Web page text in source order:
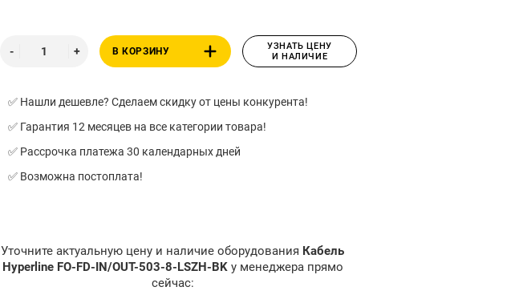
В КОРЗИНУ
УЗНАТЬ ЦЕНУ
И НАЛИЧИЕ
✅ Нашли дешевле? Сделаем скидку от цены конкурента!
✅ Гарантия 12 месяцев на все категории товара!
✅ Рассрочка платежа 30 календарных дней
✅ Возможна постоплата!
Уточните актуальную цену и наличие оборудования Кабель
Hyperline FO-FD-IN/OUT-503-8-LSZH-BK у менеджера прямо
сейчас: